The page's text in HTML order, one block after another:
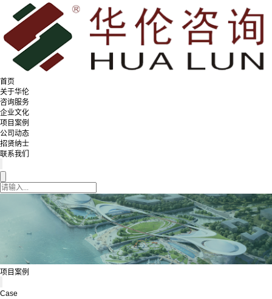
首页
关于华伦
咨询服务
企业文化
项目案例
公司动态
招贤纳士
联系我们
项目案例
Case